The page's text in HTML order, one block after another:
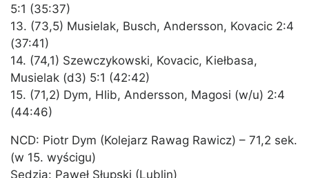
5:1 (35:37)
13. (73,5) Musielak, Busch, Andersson, Kovacic 2:4
(37:41)
14. (74,1) Szewczykowski, Kovacic, Kiełbasa,
Musielak (d3) 5:1 (42:42)
15. (71,2) Dym, Hlib, Andersson, Magosi (w/u) 2:4
(44:46)
NCD: Piotr Dym (Kolejarz Rawag Rawicz) – 71,2 sek.
(w 15. wyścigu)
Sędzia: Paweł Słupski (Lublin)